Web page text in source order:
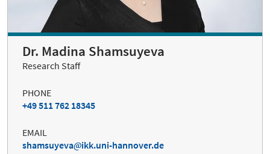
Dr. Madina Shamsuyeva
Research Staff
PHONE
+49 511 762 18345
EMAIL
shamsuyeva
ikk.uni-hannover.de